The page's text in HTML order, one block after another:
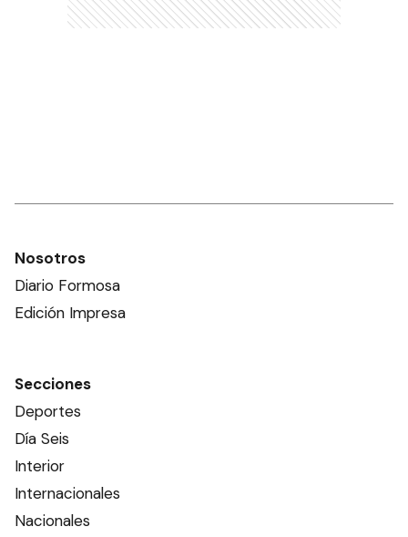
Nosotros
Diario Formosa
Edición Impresa
Secciones
Deportes
Día Seis
Interior
Internacionales
Nacionales